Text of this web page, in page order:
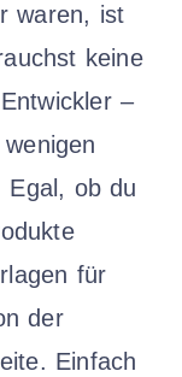
waren, ist
keine
–
Egal, ob du
für
der
Einfach